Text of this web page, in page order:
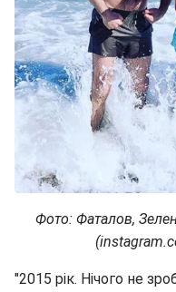
Фото: Фаталов,
"2015 рік. Нічого не